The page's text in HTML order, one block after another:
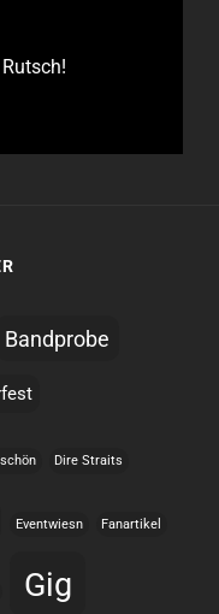
Bandprobe
Dire Straits
Eventwiesn Fanartikel
Gig